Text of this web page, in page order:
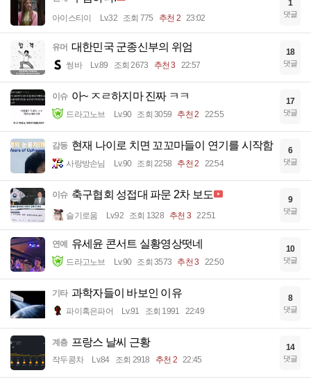
아이스티이 Lv.32 조회 775 추천 2 23:02
1
댓글
유머 대한민국 군종신부의 위엄
썽바 Lv.89 조회 2673 추천 3 22:57
18
댓글
이슈 아~ ㅈㄹ하지마 진짜 ㅋㅋ
드라고노브 Lv.90 조회 3059 추천 2 22:55
17
댓글
감동 현재 나이로 치면 꼬꼬마들이 연기를 시작함
사랑방손님 Lv.90 조회 2258 추천 2 22:54
6
댓글
이슈 축구협회 성접대 파문 2차 보도
슬기로움 Lv.92 조회 1328 추천 3 22:51
9
댓글
연예 유세윤 콘서트 실황영상떳네
드라고노브 Lv.90 조회 3573 추천 3 22:50
10
댓글
기타 과학자들이 바보인 이유
파이혹은파어 Lv.91 조회 1991 22:49
8
댓글
계층 프랑스 날씨 근황
작두콩차 Lv.84 조회 2918 추천 2 22:45
14
댓글